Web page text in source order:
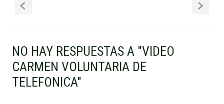
S s
NO HAY RESPUESTAS A "VIDEO
CARMEN VOLUNTARIA DE
TELEFONICA"